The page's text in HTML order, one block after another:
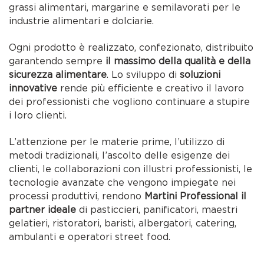
grassi alimentari, margarine e semilavorati per le
industrie alimentari e dolciarie.
Ogni prodotto è realizzato, confezionato, distribuito
garantendo sempre il massimo della qualità e della
sicurezza alimentare. Lo sviluppo disoluzioni
innovative rende più efficiente e creativo il lavoro
dei professionisti che vogliono continuare a stupire
i loro clienti.
L’attenzione per le materie prime, l’utilizzo di
metodi tradizionali, l’ascolto delle esigenze dei
clienti, le collaborazioni con illustri professionisti, le
tecnologie avanzate che vengono impiegate nei
processi produttivi, rendono Martini Professional il
partner ideale di pasticcieri, panificatori, maestri
gelatieri, ristoratori, baristi, albergatori, catering,
ambulanti e operatori street food.